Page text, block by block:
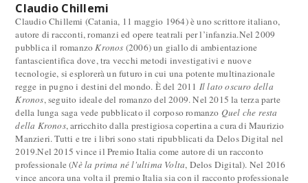
Claudio Chillemi
Claudio Chillemi (Catania, 11 maggio 1964) è uno scrittore italiano,
autore di racconti, romanzi ed opere teatrali per l’infanzia.Nel 2009
pubblica il romanzoKronos (2006) un giallo di ambientazione
fantascientifica dove, tra vecchi metodi investigativi e nuove
tecnologie, si esplorerà un futuro in cui una potente multinazionale
regge in pugno i destini del mondo. È del 2011 Il lato oscuro della
Kronos, seguito ideale del romanzo del 2009. Nel 2015 la terza parte
della lunga saga vede pubblicato il corposo romanzo Quel che resta
della Kronos, arricchito dalla prestigiosa copertina a cura di Maurizio
Manzieri. Tutti e tre i libri sono stati ripubblicati da Delos Digital nel
2019.Nel 2015 vince il Premio Italia come autore di un racconto
professionale (Nè la prima né l'ultima Volta, Delos Digital). Nel 2016
vince ancora una volta il premio Italia sia con il racconto professionale